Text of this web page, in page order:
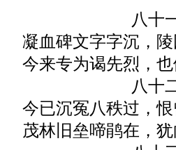
八十
凝血碑文字字沉，陵
今来专为谒先烈，也
八十
今已沉冤八秩过，恨
茂林旧垒啼鹃在，犹